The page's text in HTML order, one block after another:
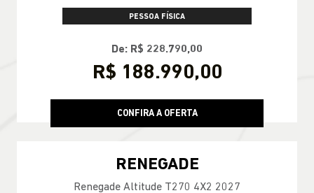
PESSOA FÍSICA
De: R$ 228.790,00
R$ 188.990,00
CONFIRA A OFERTA
RENEGADE
Renegade Altitude T270 4X2 2027